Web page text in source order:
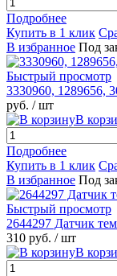
Подробнее
Купить в 1 клик
В избранное Под
Быстрый просмотр
3330960, 1289656,
руб. / шт
В
Подробнее
Купить в 1 клик
В избранное Под
Быстрый просмотр
2644297 Датчик
310 руб. / шт
В